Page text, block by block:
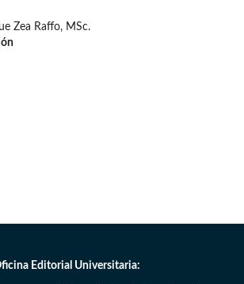
Zea Raffo, MSc.
Editorial Universitaria: